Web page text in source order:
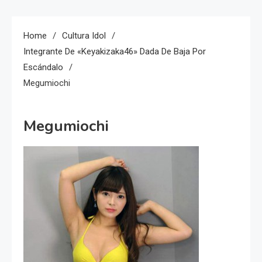
Home
Cultura Idol
Integrante De «Keyakizaka46» Dada De Baja Por
Escándalo
Megumiochi
Megumiochi